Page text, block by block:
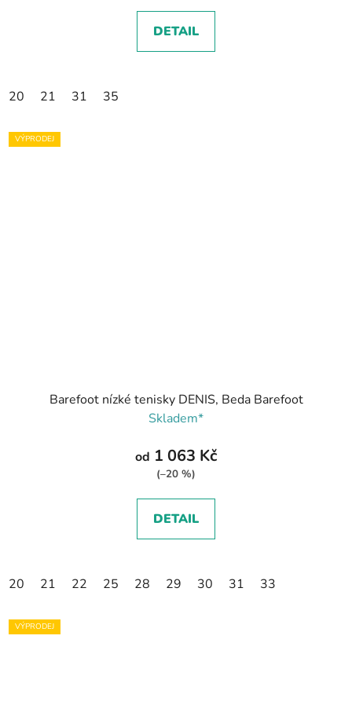
DETAIL
20 21 31 35
VÝPRODEJ
Barefoot nízké tenisky DENIS, Beda Barefoot
Skladem*
od 1 063 Kč
(–20 %)
DETAIL
20 21 22 25 28 29 30 31 33
VÝPRODEJ